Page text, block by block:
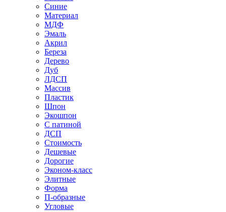
Синие
Материал
МДФ
Эмаль
Акрил
Береза
Дерево
Дуб
ЛДСП
Массив
Пластик
Шпон
Экошпон
С патиной
ДСП
Стоимость
Дешевые
Дорогие
Эконом-класс
Элитные
Форма
П-образные
Угловые